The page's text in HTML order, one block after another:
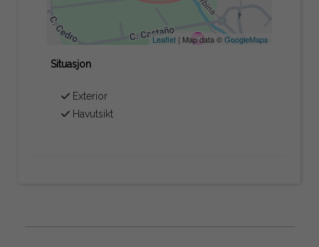
Leaflet| Map data ©GoogleMaps
Situasjon
Exterior
Havutsikt